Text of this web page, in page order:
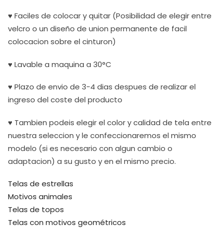
♥ Faciles de colocar y quitar (Posibilidad de elegir entre
velcro o un diseño de union permanente de facil
colocacion sobre el cinturon)
♥ Lavable a maquina a 30°C
♥ Plazo de envio de 3-4 dias despues de realizar el
ingreso del coste del producto
♥ Tambien podeis elegir el color y calidad de tela entre
nuestra seleccion y le confeccionaremos el mismo
modelo (si es necesario con algun cambio o
adaptacion) a su gusto y en el mismo precio.
Telas de estrellas
Motivos animales
Telas de topos
Telas con motivos geométricos